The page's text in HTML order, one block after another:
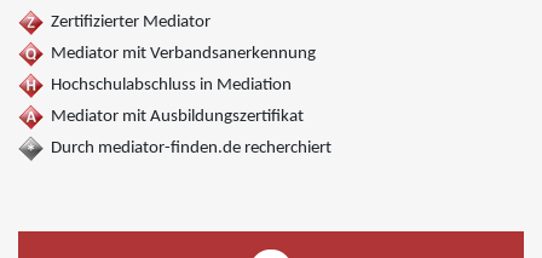
Zertifizierter Mediator
Mediator mit Verbandsanerkennung
Hochschulabschluss in Mediation
Mediator mit Ausbildungszertifikat
Durch mediator-finden.de recherchiert